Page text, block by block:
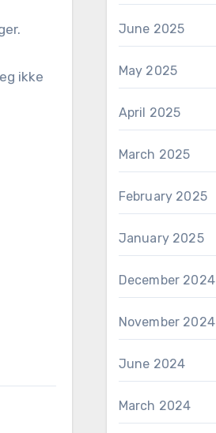
ikke
June 2025
May 2025
April 2025
March 2025
February 2025
January 2025
December 2024
November 2024
June 2024
March 2024